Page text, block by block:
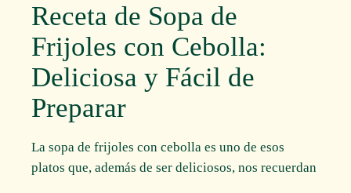
Receta de Sopa de
Frijoles con Cebolla:
Deliciosa y Fácil de
Preparar
La sopa de frijoles con cebolla es uno de esos
platos que, además de ser deliciosos, nos recuerdan